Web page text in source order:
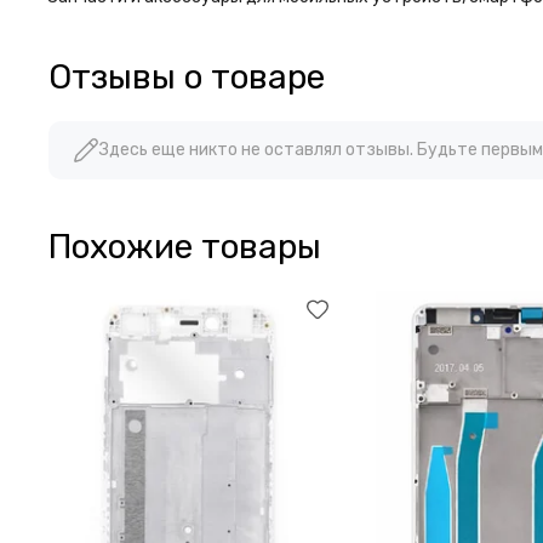
Отзывы о товаре
Здесь еще никто не оставлял отзывы. Будьте
Похожие товары